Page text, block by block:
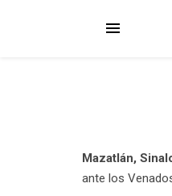
Mazatlán,
ante los